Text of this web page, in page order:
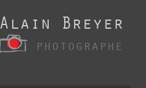
Alain Breyer
photographe